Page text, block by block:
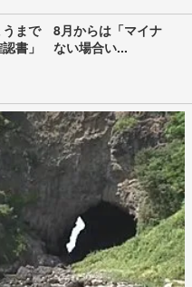
うまで 8月からは「マイナ
認書」 ない場合い...